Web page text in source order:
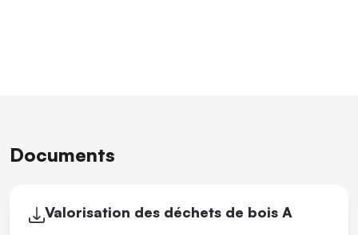
Documents
Valorisation des déchets de bois A